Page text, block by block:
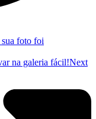
sua foto foi
na galeria fácil!Next